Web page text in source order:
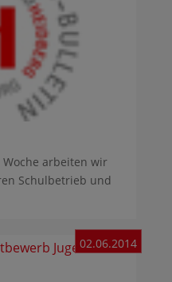
arbeiten wir
Schulbetrieb und
Jugend02.06.2014